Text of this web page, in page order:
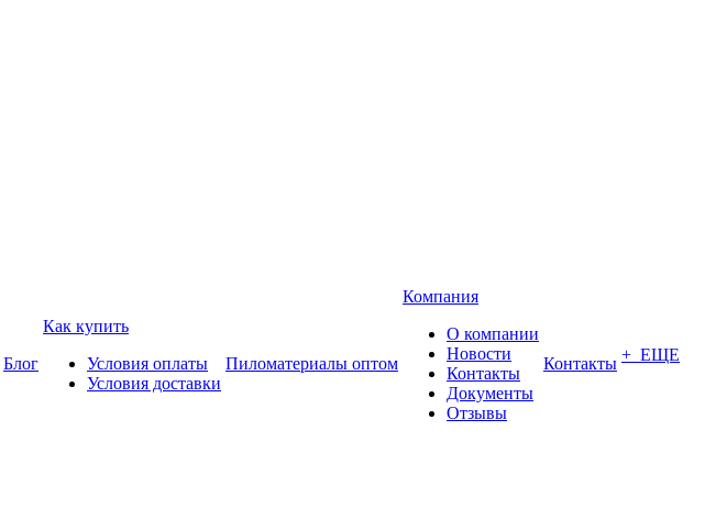
Блог
Как купить
Условия оплаты
Условия доставки
Пиломатериалы оптом
Компания
О компании
Новости
Контакты
Документы
Отзывы
Контакты + ЕЩЕ